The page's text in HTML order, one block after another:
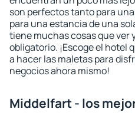
son perfectos tanto para
para una estancia de una
tiene muchas cosas que ver
obligatorio. ¡Escoge el hotel
a hacer las maletas para
negocios ahora mismo!
Middelfart - los